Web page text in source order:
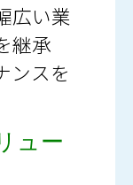
広い業
継承
ンスを
ュー